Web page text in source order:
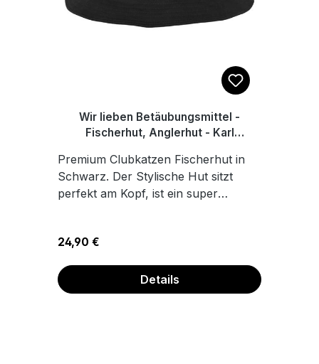
Wir lieben Betäubungsmittel -
Fischerhut, Anglerhut - Karl
Premium Clubkatzen Fischerhut in
Schwarz. Der Stylische Hut sitzt
perfekt am Kopf, ist ein super
des innenliegenden
Baumwolle Hochwertiger Transfer
Druck
Regulärer Preis:
24,90 €
Details